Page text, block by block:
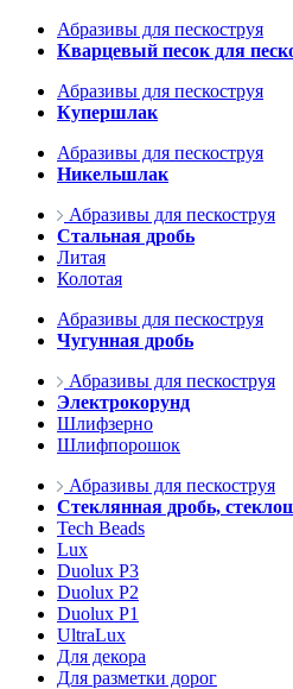
Абразивы для пескоструя
Кварцевый песок для
Абразивы для пескоструя
Купершлак
Абразивы для пескоструя
Никельшлак
Абразивы для пескоструя
Стальная дробь
Литая
Колотая
Абразивы для пескоструя
Чугунная дробь
Абразивы для пескоструя
Электрокорунд
Шлифзерно
Шлифпорошок
Абразивы для пескоструя
Стеклянная дробь,
Tech Beads
Lux
Duolux P3
Duolux P2
Duolux P1
UltraLux
Для декора
Для разметки дорог